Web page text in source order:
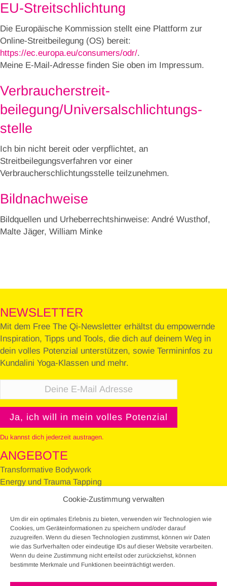
Cookie-Zustimmung verwalten
Um dir ein optimales Erlebnis zu bieten, verwenden wir Technologien wie
Cookies, um Geräteinformationen zu speichern und/oder darauf
zuzugreifen. Wenn du diesen Technologien zustimmst, können wir Daten
wie das Surfverhalten oder eindeutige IDs auf dieser Website verarbeiten.
Wenn du deine Zustimmung nicht erteilst oder zurückziehst, können
bestimmte Merkmale und Funktionen beeinträchtigt werden.
EU-Streitschlichtung
Die Europäische Kommission stellt eine Plattform zur
Online-Streitbeilegung (OS) bereit:
https://ec.europa.eu/consumers/odr/.
Meine E-Mail-Adresse finden Sie oben im Impressum.
Verbraucher­streit­
beilegung/Universal­schlichtungs­
stelle
Ich bin nicht bereit oder verpflichtet, an
Streitbeilegungsverfahren vor einer
Verbraucherschlichtungsstelle teilzunehmen.
Bildnachweise
Bildquellen und Urheberrechtshinweise: André Wusthof,
Malte Jäger, William Minke
NEWSLETTER
Mit dem Free The Qi-Newsletter erhältst du empowernde
Inspiration, Tipps und Tools, die dich auf deinem Weg in
dein volles Potenzial unterstützen, sowie Termininfos zu
Kundalini Yoga-Klassen und mehr.
Du kannst dich jederzeit austragen.
ANGEBOTE
Transformative Bodywork
Energy und Trauma Tapping
Preise und Konditionen
KONTAKT
+49 156 7962 0124